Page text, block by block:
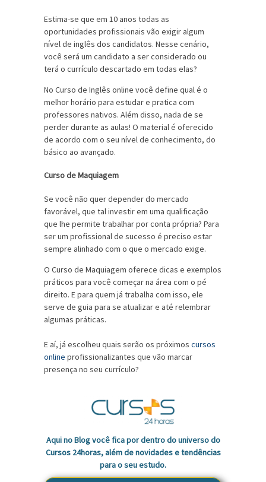
Estima-se que em 10 anos todas as
oportunidades profissionais vão exigir algum
nível de inglês dos candidatos. Nesse cenário,
você será um candidato a ser considerado ou
terá o currículo descartado em todas elas?
No Curso de Inglês online você define qual é o
melhor horário para estudar e pratica com
professores nativos. Além disso, nada de se
perder durante as aulas! O material é oferecido
de acordo com o seu nível de conhecimento, do
básico ao avançado.
Curso de Maquiagem
Se você não quer depender do mercado
favorável, que tal investir em uma qualificação
que lhe permite trabalhar por conta própria? Para
ser um profissional de sucesso é preciso estar
sempre alinhado com o que o mercado exige.
O Curso de Maquiagem oferece dicas e exemplos
práticos para você começar na área com o pé
direito. E para quem já trabalha com isso, ele
serve de guia para se atualizar e até relembrar
algumas práticas.
E aí, já escolheu quais serão os próximos cursos
online profissionalizantes que vão marcar
presença no seu currículo?
Aqui no Blog você fica por dentro do universo do
Cursos 24horas, além de novidades e tendências
para o seu estudo.